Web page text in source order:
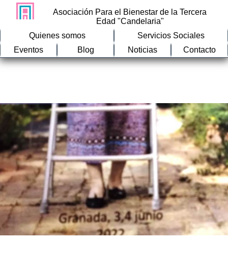
Asociación Para el Bienestar de la Tercera
Edad "Candelaria"
Quienes somos
Servicios Sociales
Eventos
Blog Noticias Contacto